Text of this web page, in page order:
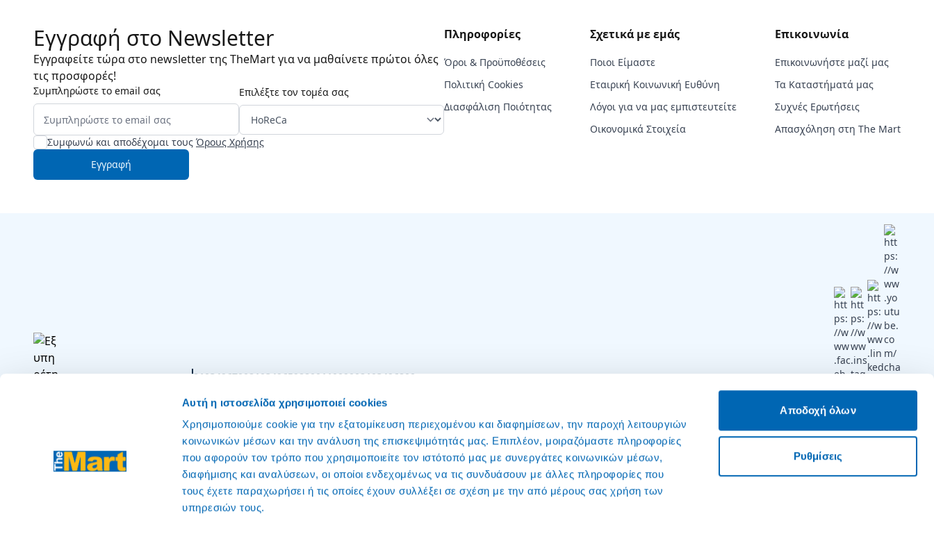
Αυτή η ιστοσελίδα χρησιμοποιεί cookies
Χρησιμοποιούμε cookie για την εξατομίκευση περιεχομένου και διαφημίσεων, την παροχή λειτουργιών
κοινωνικών μέσων και την ανάλυση της επισκεψιμότητάς μας. Επιπλέον, μοιραζόμαστε πληροφορίες
που αφορούν τον τρόπο που χρησιμοποιείτε τον ιστότοπό μας με συνεργάτες κοινωνικών μέσων,
διαφήμισης και αναλύσεων, οι οποίοι ενδεχομένως να τις συνδυάσουν με άλλες πληροφορίες που
τους έχετε παραχωρήσει ή τις οποίες έχουν συλλέξει σε σχέση με την από μέρους σας χρήση των
υπηρεσιών τους.
Αποδοχή όλων
Ρυθμίσεις
Εγγραφή στο Newsletter
Εγγραφείτε τώρα στο newsletter της TheMart για να μαθαίνετε πρώτοι όλες
τις προσφορές!
Συμπληρώστε το email σας Επιλέξτε τον τομέα σας
Συμφωνώ και αποδέχομαι τους Όρους Χρήσης
Εγγραφή
Πληροφορίες
Όροι & Προϋποθέσεις
Πολιτική Cookies
Διασφάλιση Ποιότητας
Σχετικά με εμάς
Ποιοι Είμαστε
Εταιρική Κοινωνική Ευθύνη
Λόγοι για να μας εμπιστευτείτε
Οικονομικά Στοιχεία
Επικοινωνία
Επικοινωνήστε μαζί μας
Τα Καταστήματά μας
Συχνές Ερωτήσεις
Απασχόληση στη The Mart
2103496700210349659880011009002103496800